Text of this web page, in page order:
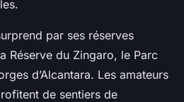
par ses réserves
Réserve du Zingaro, le Parc
d’Alcantara. Les amateurs
de sentiers de